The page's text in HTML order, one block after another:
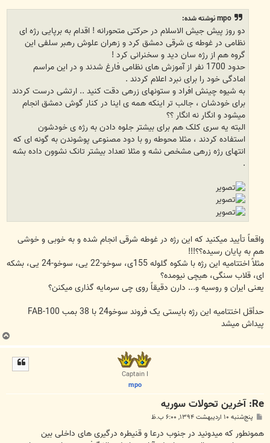
mpo نوشته شده:
ﺩﻭ ﺭﻭﺯ ﭘﯿﺶ ﺟﯿﺶ ﺍﻻﺳﻼﻡ ﺩﺭ ﺣﺮﮐﺘﯽ ﻣﺘﺤﻮﺭﺍﻧﻪ ! ﺍﻗﺪﺍﻡ ﺑﻪ ﺑﺮﭘﺎﯾﯽ ﺭﮊﻩ ﺍﯼ
ﻧﻈﺎﻣﯽ ﺩﺭ ﻏﻮﻃﻪ ﯼ ﺷﺮﻗﯽ ﺩﻣﺸﻖ ﮐﺮﺩ ﻭ ﺯﻫﺮﺍﻥ ﻋﻠﻮﺵ ﺭﻫﺒﺮ ﺳﻠﻔﯽ ﺍﯾﻦ
ﮔﺮﻭﻩ ﻫﻢ ﺍﺯ ﺭﮊﻩ ﺳﺎﻥ ﺩﯾﺪ ﻭ ﺳﺨﻨﺮﺍﻧﯽ ﮐﺮﺩ !
ﺣﺪﻭﺩ 1700 ﻧﻔﺮ ﺍﺯ ﺁﻣﻮﺯﺵ ﻫﺎﯼ ﻧﻈﺎﻣﯽ ﻓﺎﺭﻍ ﺷﺪﻧﺪ ﻭ ﺩﺭ ﺍﯾﻦ ﻣﺮﺍﺳﻢ
ﺍﻣﺎﺩﮔﯽ ﺧﻮﺩ ﺭﺍ ﺑﺮﺍﯼ ﻧﺒﺮﺩ ﺍﻋﻼﻡ ﮐﺮﺩﻧﺪ .
ﺑﻪ ﺷﯿﻮﻩ ﭼﯿﻨﺶ ﺍﻓﺮﺍﺩ ﻭ ﺳﺘﻮﻧﻬﺎﯼ ﺯﺭﻫﯽ ﺩﻗﺖ ﮐﻨﯿﺪ .. ﺍﺭﺗﺸﯽ ﺩﺭﺳﺖ ﮐﺮﺩﻧﺪ
ﺑﺮﺍﯼ ﺧﻮﺩﺷﺎﻥ ، ﺟﺎﻟﺐ ﺗﺮ ﺍﯾﻨﮑﻪ ﻫﻤﻪ ﯼ ﺍﯾﻨﺎ ﺩﺭ ﮐﻨﺎﺭ ﮔﻮﺵ ﺩﻣﺸﻖ ﺍﻧﺠﺎﻡ
ﻣﯿﺸﻮﺩ ﻭ ﺍﻧﮕﺎﺭ ﻧﻪ ﺍﻧﮕﺎﺭ ؟؟
ﺍﻟﺒﺘﻪ ﯾﻪ ﺳﺮﯼ ﮐﻠﮏ ﻫﻢ ﺑﺮﺍﯼ ﺑﯿﺸﺘﺮ ﺟﻠﻮﻩ ﺩﺍﺩﻥ ﺑﻪ ﺭﮊﻩ ﯼ ﺧﻮﺩﺷﻮﻥ
ﺍﺳﺘﻔﺎﺩﻩ ﮐﺮﺩﻧﺪ ، ﻣﺜﻼ ﻣﺤﻮﻃﻪ ﺭﻭ ﺑﺎ ﺩﻭﺩ ﻣﺼﻨﻮﻋﯽ ﭘﻮﺷﻮﻧﺪﻥ ﺑﻪ ﮔﻮﻧﻪ ﺍﯼ ﮐﻪ
ﺍﻧﺘﻬﺎﯼ ﺭﮊﻩ ﺯﺭﻫﯽ ﻣﺸﺨﺺ ﻧﺸﻪ ﻭ ﻣﺜﻼ ﺗﻌﺪﺍﺩ ﺑﯿﺸﺘﺮ ﺗﺎﻧﮏ ﻧﺸﻮﻭﻥ ﺩﺍﺩﻩ ﺑﺸﻪ
واقعاً تأیید میکنید که این رژه در غوطه شرقی انجام شده و به خوبی و خوشی
هم به پایان رسیده؟؟!!!
مثلاً اختتامیه این رژه با شکوه گلوله 155ی، سوخو-22 یی، سوخو-24 یی، بشکه
ای، قلاب سنگی، هیچی نیومده؟
یعنی ایران و روسیه و... دارن دقیقاً روی چی سرمایه گذاری میکنن؟
حدأقل اختتامیه این رژه بایستی یک فروند سوخو24 با 38 بمب FAB-100
پیداش میشد
ب
ا
Captain I
mpo
Re: آخرين تحولات سوريه
پ
ت
پنج‌شنبه ۱۰ اردیبهشت ۱۳۹۴, ۶:۰۰ ب.ظ
ﻫﻤﻮﻧﻄﻮﺭ ﮐﻪ ﻣﯿﺪﻭﻧﯿﺪ ﺩﺭ ﺟﻨﻮﺏ ﺩﺭﻋﺎ ﻭ ﻗﻨﯿﻄﺮﻩ ﺩﺭﮔﯿﺮﯼ ﻫﺎﯼ ﺩﺍﺧﻠﯽ ﺑﯿﻦ